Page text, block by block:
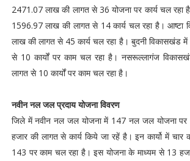
2471.07 लाख की लागत से 36 योजना पर कार्य चल रहा
1596.97 लाख की लागत से 14 कार्य चल रहा है। आष्‍टा
लाख की लागत से 45 कार्य चल रहा है। बुदनी विकासखंड
से 10 कार्यों पर काम चल रहा है। नसरूल्‍लागंज
लागत से 10 कार्यों पर काम चल रहा है।
नवीन नल जल प्रदाय योजना विवरण
जिले में नवीन नल जल योजना में 147 नल जल योजना
हजार की लागत से कार्य किये जा रहें है। इन कार्यो में चार
143 पर काम चल रहा है। इस योजना के माध्‍यम से 13